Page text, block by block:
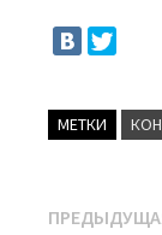
МЕТКИ